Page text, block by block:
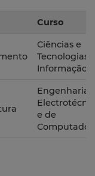
Curso
Ciências e
Tecnologias
Informação
Engenharia
e de